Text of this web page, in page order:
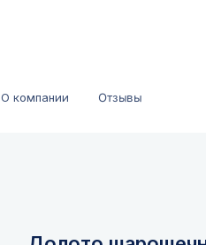
О компании Отзывы